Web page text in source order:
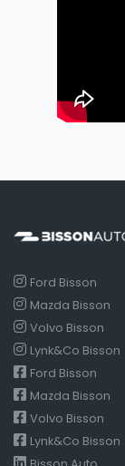
Ford Bisson
Mazda Bisson
Volvo Bisson
Lynk&Co Bisson
Ford Bisson
Mazda Bisson
Volvo Bisson
Lynk&Co Bisson